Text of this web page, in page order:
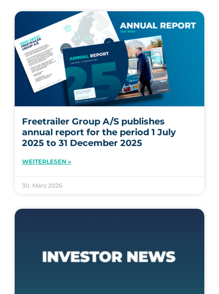
Freetrailer Group A/S publishes
annual report for the period 1 July
2025 to 31 December 2025
WEITERLESEN »
30. März 2026